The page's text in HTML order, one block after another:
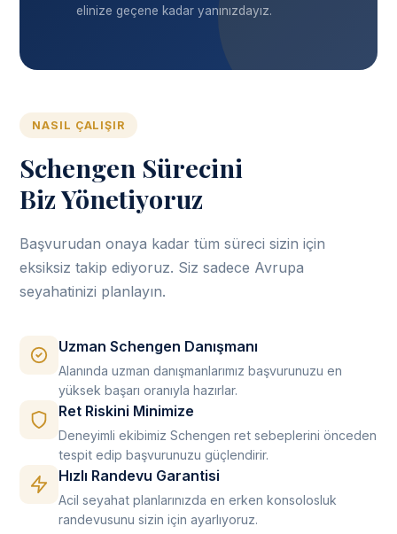
elinize geçene kadar yanınızdayız.
NASIL ÇALIŞIR
Schengen Sürecini
Biz Yönetiyoruz
Başvurudan onaya kadar tüm süreci sizin için
eksiksiz takip ediyoruz. Siz sadece Avrupa
seyahatinizi planlayın.
Uzman Schengen Danışmanı
Alanında uzman danışmanlarımız başvurunuzu en
yüksek başarı oranıyla hazırlar.
Ret Riskini Minimize
Deneyimli ekibimiz Schengen ret sebeplerini önceden
tespit edip başvurunuzu güçlendirir.
Hızlı Randevu Garantisi
Acil seyahat planlarınızda en erken konsolosluk
randevusunu sizin için ayarlıyoruz.